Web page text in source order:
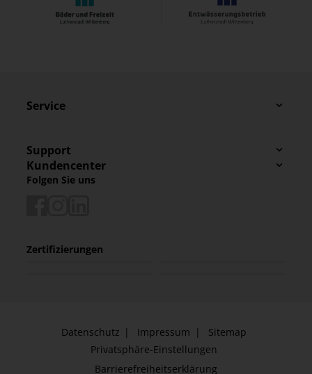
Service
Support
Kundencenter
Folgen Sie uns
Zertifizierungen
Datenschutz Impressum
Sitemap
Privatsphäre-Einstellungen
Barrierefreiheitserklärung